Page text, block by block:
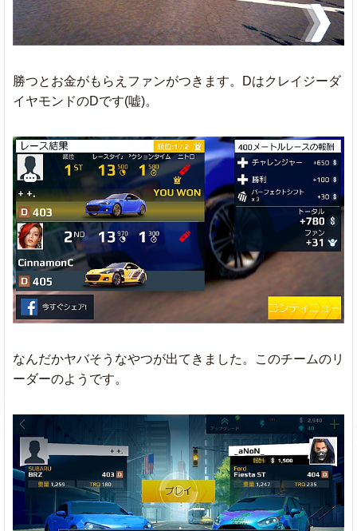
勝つとお金がもらえファンがつきます。Dはクレイジーダ
イヤモンドのDです(嘘)。
なんだかヤバそうなやつが出てきました。このチームのリ
ーダーのようです。